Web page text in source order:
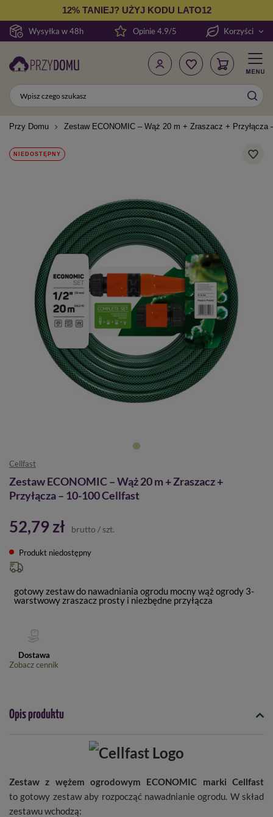
Wysyłka w 48h
12% TANIEJ? UŻYJ KODU LATO12
Opinie 4.9/5 Korzyści
Przy Domu Zestaw ECONOMIC – Wąż 20 m + Zraszacz + Przyłącza
NIEDOSTĘPNY
Cellfast
Zestaw ECONOMIC – Wąż 20 m + Zraszacz +
Przyłącza – 10-100 Cellfast
52,79 zł brutto / szt.
Produkt niedostępny
gotowy zestaw do nawadniania ogrodu mocny wąż ogrody 3-
warstwowy zraszacz prosty i niezbędne przyłącza
Dostawa
Zobacz cennik
Opis produktu
Zestaw z wężem ogrodowym ECONOMIC marki Cellfast
to gotowy zestaw aby rozpocząć nawadnianie ogrodu. W skład
zestawu wchodzą: